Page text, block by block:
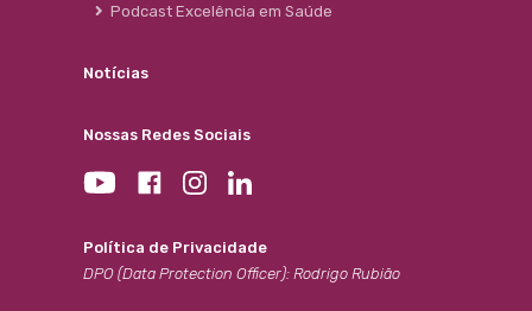
Podcast Excelência em Saúde
Notícias
Nossas Redes Sociais
Política de Privacidade
DPO (Data Protection Officer): Rodrigo Rubião